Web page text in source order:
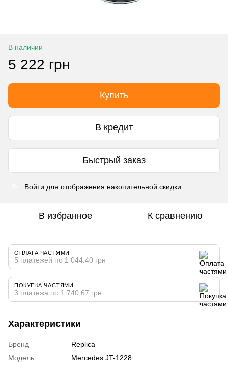
В наличии
5 222 грн
Купить
В кредит
Быстрый заказ
Войти для отображения накопительной скидки
В избранное К сравнению
ОПЛАТА ЧАСТЯМИ
5 платежей по 1 044.40 грн
ПОКУПКА ЧАСТЯМИ
3 платежа по 1 740.67 грн
Характеристики
Бренд
Replica
Модель
Mercedes JT-1228